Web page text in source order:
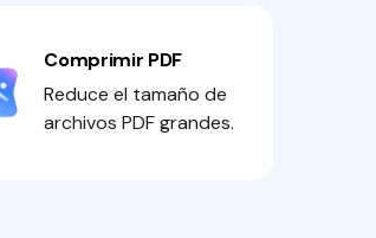
Comprimir PDF
Reduce el tamaño de
archivos PDF grandes.